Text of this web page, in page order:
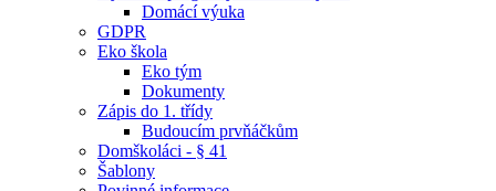
Domácí výuka
GDPR
Eko škola
Eko tým
Dokumenty
Zápis do 1. třídy
Budoucím prvňáčkům
Domškoláci - § 41
Šablony